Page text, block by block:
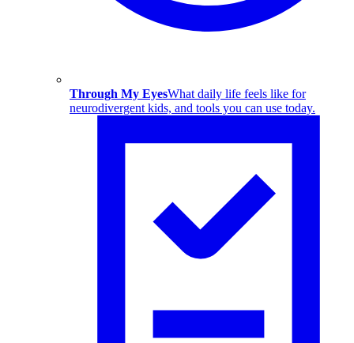
Through My EyesWhat daily life feels like for
neurodivergent kids, and tools you can use today.